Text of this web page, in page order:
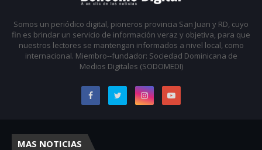
Somos un periódico digital, pioneros provincia San Juan y RD, cuyo
fin es brindar un servicio de información veraz y objetiva, para que
nuestros lectores se mantengan informados a nivel local, como
internacional. Miembro--fundador: Sociedad Dominicana de
Medios Digitales (SODOMEDI)
MAS NOTICIAS